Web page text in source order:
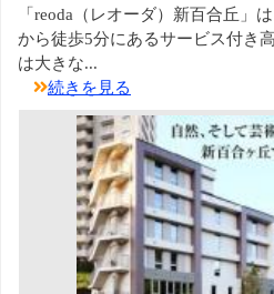
「reoda（レオーダ）新百合丘」
から徒歩5分にあるサービス付き
は大きな...
続きを見る